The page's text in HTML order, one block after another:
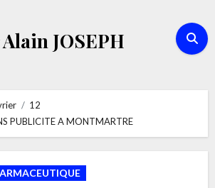
JOSEPH
12
PUBLICITE A MONTMARTRE